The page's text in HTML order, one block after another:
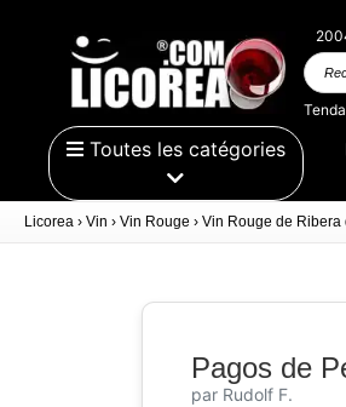
Toutes les catégories
Licorea › Vin › Vin Rouge › Vin Rouge de Ribera
Pagos de
par Rudolf F.